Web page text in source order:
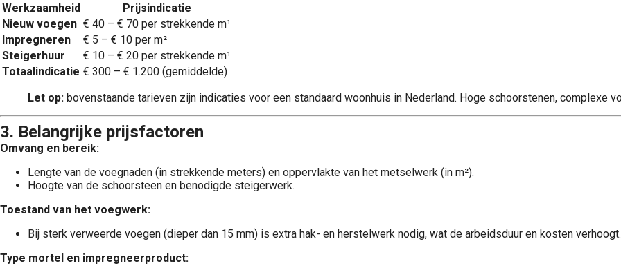
Werkzaam­heid
Prijsindicatie
Nieuw voegen € 40 – € 70 per strekkende m¹
Impregneren
€ 5 – € 10 per m²
Steigerhuur
€ 10 – € 20 per strekkende m¹
Totaalindicatie € 300 – € 1.200 (gemiddelde)
Let op: bovenstaande tarieven zijn indicaties voor een standaard woonhuis in Nederland. Hoge schoorstenen, complexe
3. Belangrijke prijsfactoren
Omvang en bereik:
Lengte van de voegnaden (in strekkende meters) en oppervlakte van het metselwerk (in m²).
Hoogte van de schoorsteen en benodigde steigerwerk.
Toestand van het voegwerk:
Bij sterk verweerde voegen (dieper dan 15 mm) is extra hak- en herstelwerk nodig, wat de arbeidsduur en kosten verhoogt.
Type mortel en impregneerproduct: